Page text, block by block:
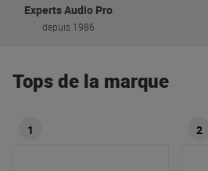
Experts Audio Pro
depuis 1986
Tops de la marque
1 2